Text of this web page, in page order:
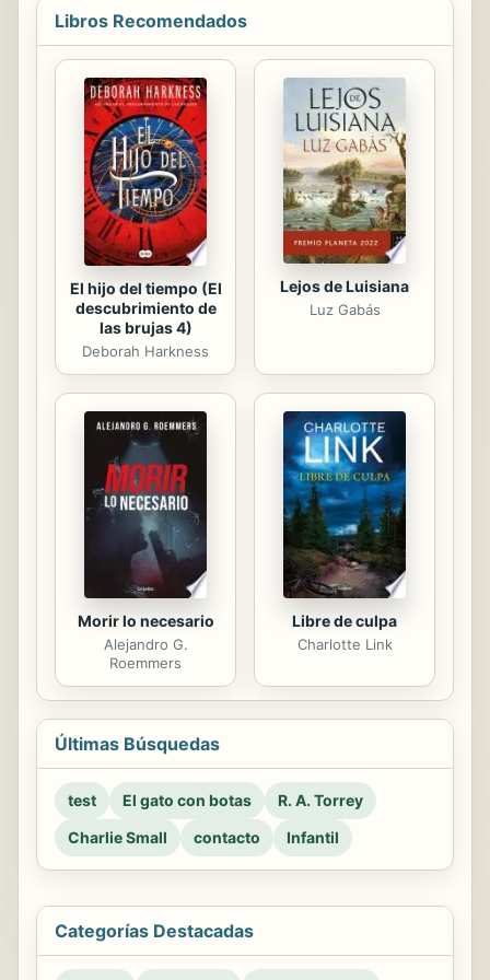
seu fill, Pepet. L'amor d'en Pepet i la
noia, les desavinences de la resta
d'habitants del poble i els embolics
fan, d'aquesta obra de teatre curta
una comèdia entretinguda. Teodoro
Baró i Sureda (Figueres, 1842- 1916)
va ser escriptor, polític, advocat i
periodista català. Tot i que la seva
carrera va estar centrada...
Libros Recomendados
El hijo del tiempo (El
descubrimiento de
las brujas 4)
Deborah Harkness
Lejos de Luisiana
Luz Gabás
Morir lo necesario
Alejandro G.
Roemmers
Libre de culpa
Charlotte Link
Últimas Búsquedas
test El gato con botas
R. A. Torrey
Charlie Small
contacto Infantil
Categorías Destacadas